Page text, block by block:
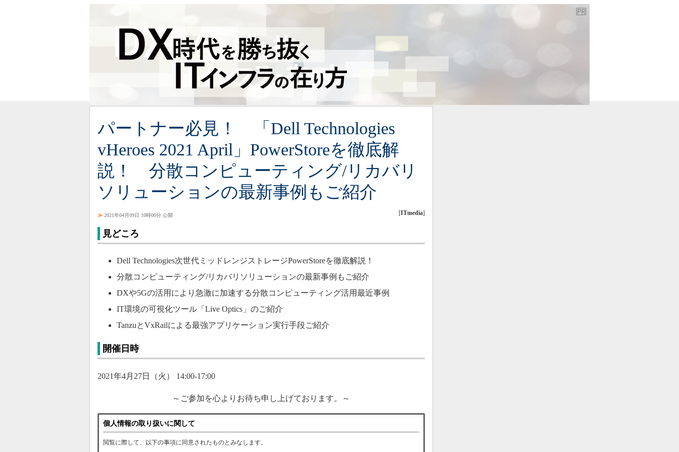
パートナー必見！ 「Dell Technologies
vHeroes 2021 April」PowerStoreを徹底解
説！ 分散コンピューティング/リカバリ
ソリューションの最新事例もご紹介
≫ 2021年04月09日 10時00分 公開 [ITmedia]
見どころ
Dell Technologies次世代ミッドレンジストレージPowerStoreを徹底解説！
分散コンピューティング/リカバリソリューションの最新事例もご紹介
DXや5Gの活用により急激に加速する分散コンピューティング活用最近事例
IT環境の可視化ツール「Live Optics」のご紹介
TanzuとVxRailによる最強アプリケーション実行手段ご紹介
開催日時
2021年4月27日（火） 14:00-17:00
～ご参加を心よりお待ち申し上げております。～
個人情報の取り扱いに関して
閲覧に際して、以下の事項に同意されたものとみなします。